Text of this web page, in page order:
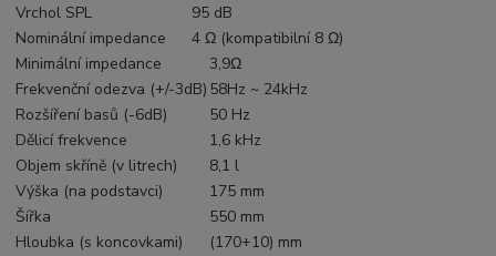
Vrchol SPL
95 dB
Nominální impedance
4 Ω (kompatibilní 8 Ω)
Minimální impedance
3,9Ω
Frekvenční odezva (+/-3dB) 58Hz ~ 24kHz
Rozšíření basů (-6dB)
50 Hz
Dělicí frekvence
1,6 kHz
Objem skříně (v litrech)
8,1 l
Výška (na podstavci)
175 mm
Šířka
550 mm
Hloubka (s koncovkami)
(170+10) mm